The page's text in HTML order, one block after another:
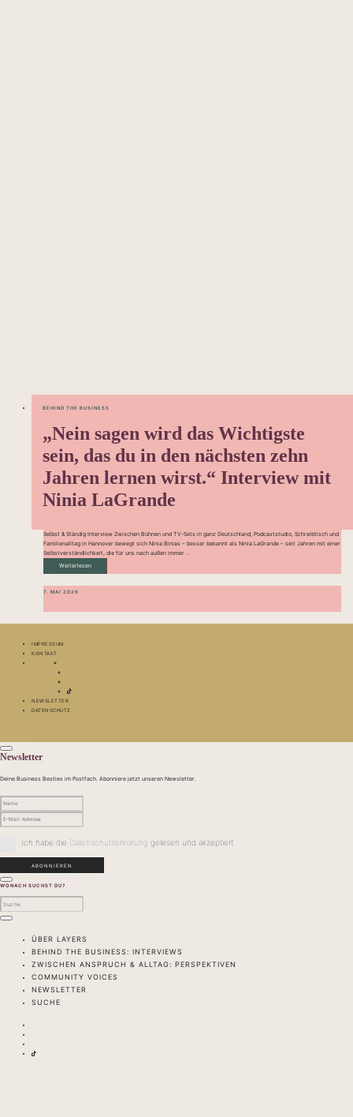
BEHIND THE BUSINESS
„Nein sagen wird das Wichtigste
sein, das du in den nächsten zehn
Jahren lernen wirst.“ Interview mit
Ninia LaGrande
Selbst & Ständig Interview Zwischen Bühnen und TV-Sets in ganz Deutschland, Podcaststudio, Schreibtisch und
Familienalltag in Hannover bewegt sich Ninia Binias – besser bekannt als Ninia LaGrande – seit Jahren mit einer
Selbstverständlichkeit, die für uns nach außen immer ...
Weiterlesen
7. MAI 2026
IMPRESSUM
KONTAKT
NEWSLETTER
DATENSCHUTZ
Newsletter
Deine Business Besties im Postfach. Abonniere jetzt unseren Newsletter.
Ich habe die Datenschutzerklärung gelesen und akzeptiert.
WONACH SUCHST DU?
ÜBER LAYERS
BEHIND THE BUSINESS: INTERVIEWS
ZWISCHEN ANSPRUCH & ALLTAG: PERSPEKTIVEN
COMMUNITY VOICES
NEWSLETTER
SUCHE